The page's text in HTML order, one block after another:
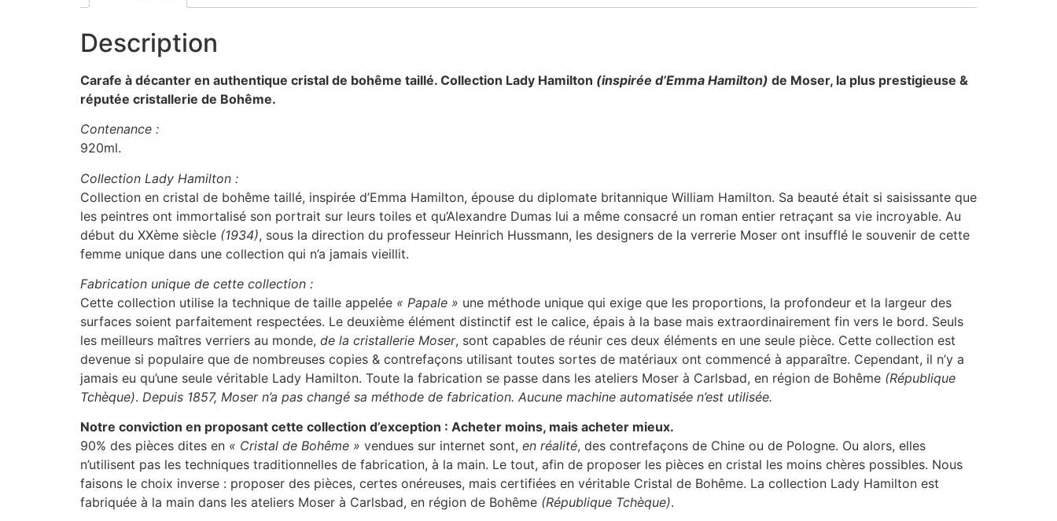
Description
Carafe à décanter en authentique cristal de bohême taillé. Collection Lady Hamilton (inspirée d’Emma Hamilton) de Moser, la plus prestigieuse &
réputée cristallerie de Bohême.
Contenance :
920ml.
Collection Lady Hamilton :
Collection en cristal de bohême taillé, inspirée d’Emma Hamilton, épouse du diplomate britannique William Hamilton. Sa beauté était si saisissante que
les peintres ont immortalisé son portrait sur leurs toiles et qu’Alexandre Dumas lui a même consacré un roman entier retraçant sa vie incroyable. Au
début du XXème siècle (1934), sous la direction du professeur Heinrich Hussmann, les designers de la verrerie Moser ont insufflé le souvenir de cette
femme unique dans une collection qui n’a jamais vieillit.
Fabrication unique de cette collection :
Cette collection utilise la technique de taille appelée « Papale » une méthode unique qui exige que les proportions, la profondeur et la largeur des
surfaces soient parfaitement respectées. Le deuxième élément distinctif est le calice, épais à la base mais extraordinairement fin vers le bord. Seuls
les meilleurs maîtres verriers au monde, de la cristallerie Moser, sont capables de réunir ces deux éléments en une seule pièce. Cette collection est
devenue si populaire que de nombreuses copies & contrefaçons utilisant toutes sortes de matériaux ont commencé à apparaître. Cependant, il n’y a
jamais eu qu’une seule véritable Lady Hamilton. Toute la fabrication se passe dans les ateliers Moser à Carlsbad, en région de Bohême (République
Tchèque). Depuis 1857, Moser n’a pas changé sa méthode de fabrication. Aucune machine automatisée n’est utilisée.
Notre conviction en proposant cette collection d’exception : Acheter moins, mais acheter mieux.
90% des pièces dites en « Cristal de Bohême » vendues sur internet sont, en réalité, des contrefaçons de Chine ou de Pologne. Ou alors, elles
n’utilisent pas les techniques traditionnelles de fabrication, à la main. Le tout, afin de proposer les pièces en cristal les moins chères possibles. Nous
faisons le choix inverse : proposer des pièces, certes onéreuses, mais certifiées en véritable Cristal de Bohême. La collection Lady Hamilton est
fabriquée à la main dans les ateliers Moser à Carlsbad, en région de Bohême (République Tchèque).